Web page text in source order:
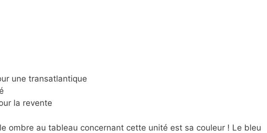
une transatlantique
la revente
ombre au tableau concernant cette unité est sa couleur ! Le bleu